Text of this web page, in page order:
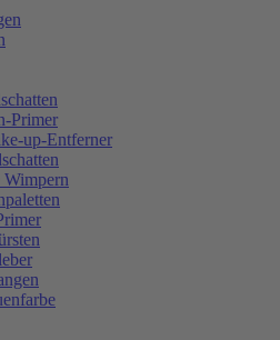
Primer
up-Entferner